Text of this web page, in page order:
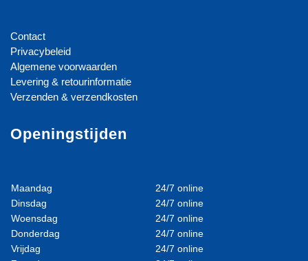
Contact
Privacybeleid
Algemene voorwaarden
Levering & retourinformatie
Verzenden & verzendkosten
Openingstijden
Maandag
24/7 online
Dinsdag
24/7 online
Woensdag
24/7 online
Donderdag
24/7 online
Vrijdag
24/7 online